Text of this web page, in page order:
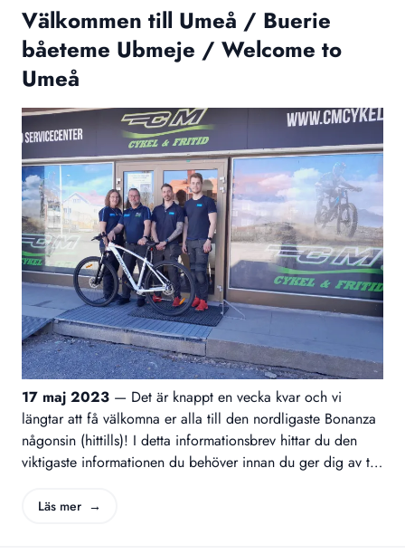
Välkommen till Umeå / Buerie
båeteme Ubmeje / Welcome to
Umeå
17 maj 2023 — Det är knappt en vecka kvar och vi
längtar att få välkomna er alla till den nordligaste Bonanza
någonsin (hittills)! I detta informationsbrev hittar du den
viktigaste informationen du behöver innan du ger dig av till
hemsida: https://www.turfvasterbotten.se/ och på Turf-wiki:
Läs mer →